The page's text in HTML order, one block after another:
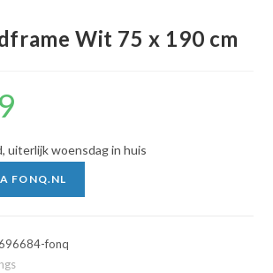
Wit 75 x 190 cm
uiterlijk woensdag in huis
FONQ.NL
fonq